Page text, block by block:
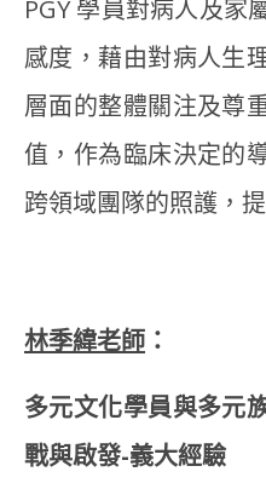
PGY 學員對病人及家
感度，藉由對病人生
層面的整體關注及尊
值，作為臨床決定的
跨領域團隊的照護，
林季緯老師 ：
多元文化學員與多元
戰與啟發-義大經驗